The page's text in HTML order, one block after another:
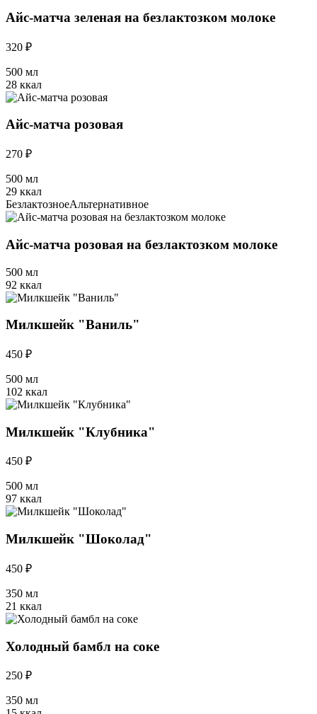
Айс-матча зеленая на безлактозком молоке
320 ₽
500 мл
28 ккал
Айс-матча розовая
270 ₽
500 мл
29 ккал
БезлактозноеАльтернативное
Айс-матча розовая на безлактозком молоке
500 мл
92 ккал
Милкшейк "Ваниль"
450 ₽
500 мл
102 ккал
Милкшейк "Клубника"
450 ₽
500 мл
97 ккал
Милкшейк "Шоколад"
450 ₽
350 мл
21 ккал
Холодный бамбл на соке
250 ₽
350 мл